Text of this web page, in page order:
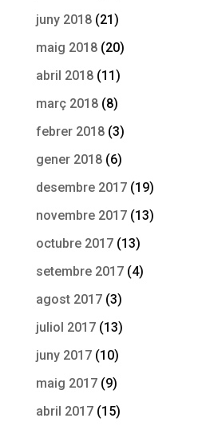
juny 2018(21)
maig 2018(20)
abril 2018(11)
març 2018(8)
febrer 2018(3)
gener 2018(6)
desembre 2017(19)
novembre 2017(13)
octubre 2017(13)
setembre 2017(4)
agost 2017(3)
juliol 2017(13)
juny 2017(10)
maig 2017(9)
abril 2017(15)